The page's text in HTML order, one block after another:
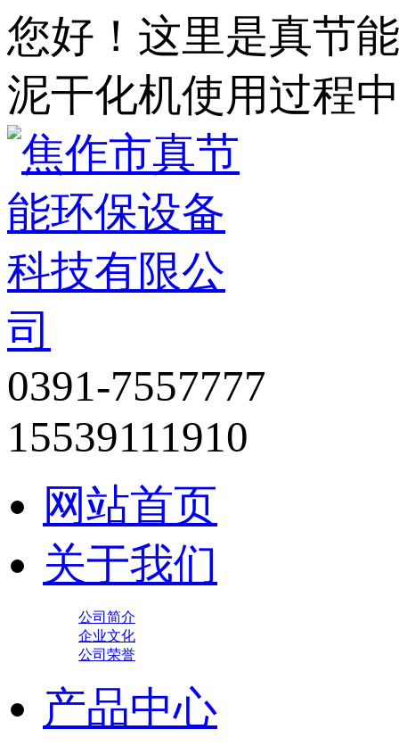
您好！这里是真节
泥干化机使用过程
0391-7557777
15539111910
网站首页
关于我们
公司简介
企业文化
公司荣誉
产品中心